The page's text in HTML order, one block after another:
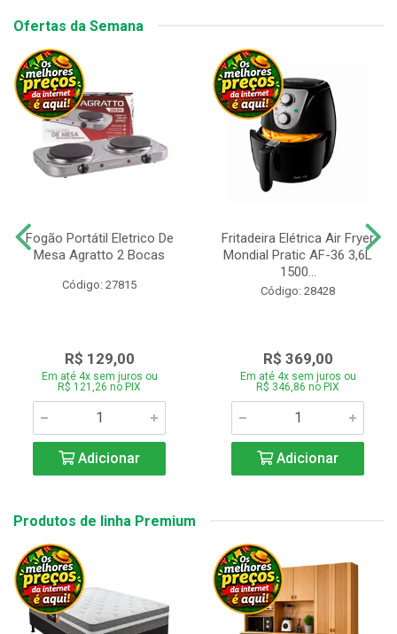
Ofertas da Semana
Fogão Portátil Eletrico De
Mesa Agratto 2 Bocas
Código: 27815
R$ 129,00
Em até 4x sem juros ou
R$ 121,26 no PIX
Adicionar
Fritadeira Elétrica Air Fryer
Mondial Pratic AF-36 3,6L
1500...
Código: 28428
R$ 369,00
Em até 4x sem juros ou
R$ 346,86 no PIX
Adicionar
Produtos de linha Premium